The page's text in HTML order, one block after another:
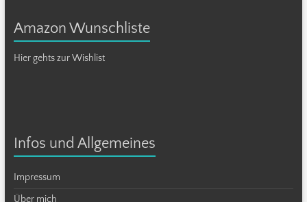
Amazon Wunschliste
Hier gehts zur Wishlist
Infos und Allgemeines
Impressum
Über mich